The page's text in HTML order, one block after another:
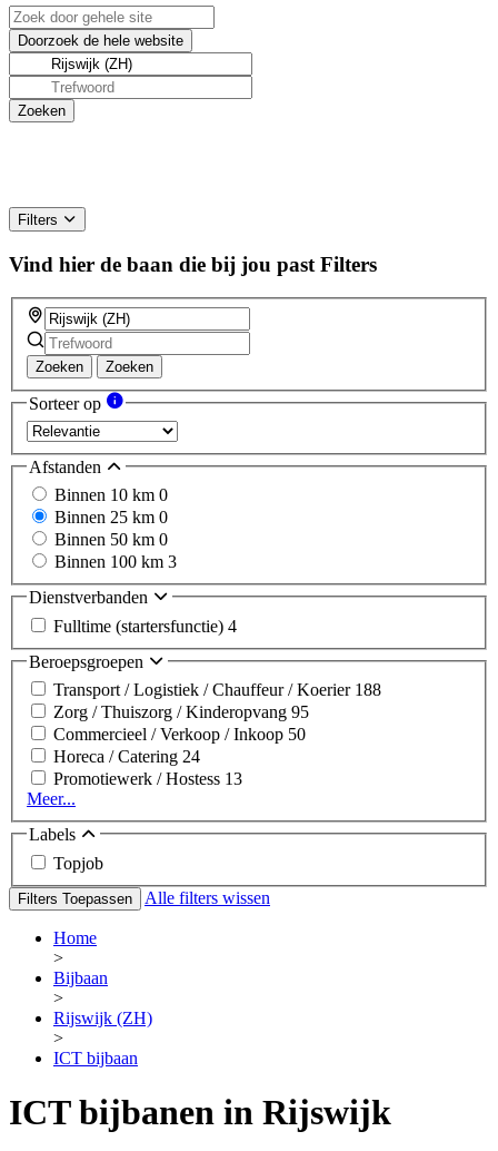
Filters
Vind hier de baan die bij jou past Filters
Zoeken Zoeken
Sorteer op
Afstanden
Binnen 10 km 0
Binnen 25 km 0
Binnen 50 km 0
Binnen 100 km 3
Dienstverbanden
Fulltime (startersfunctie) 4
Beroepsgroepen
Transport / Logistiek / Chauffeur / Koerier 188
Zorg / Thuiszorg / Kinderopvang 95
Commercieel / Verkoop / Inkoop 50
Horeca / Catering 24
Promotiewerk / Hostess 13
Meer...
Labels
Topjob
Filters Toepassen Alle filters wissen
Home
>
Bijbaan
>
Rijswijk (ZH)
>
ICT bijbaan
ICT bijbanen in Rijswijk